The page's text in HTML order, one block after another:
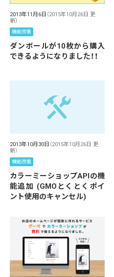
2013年11月6日 （2015年10月26日 更
新）
機能改善
ダンボールが10枚から購入
できるようになりました！！
2013年10月30日 （2015年10月26日 更
新）
機能改善
カラーミーショップAPIの機
能追加 (GMOとくとくポイ
ント使用のキャンセル)